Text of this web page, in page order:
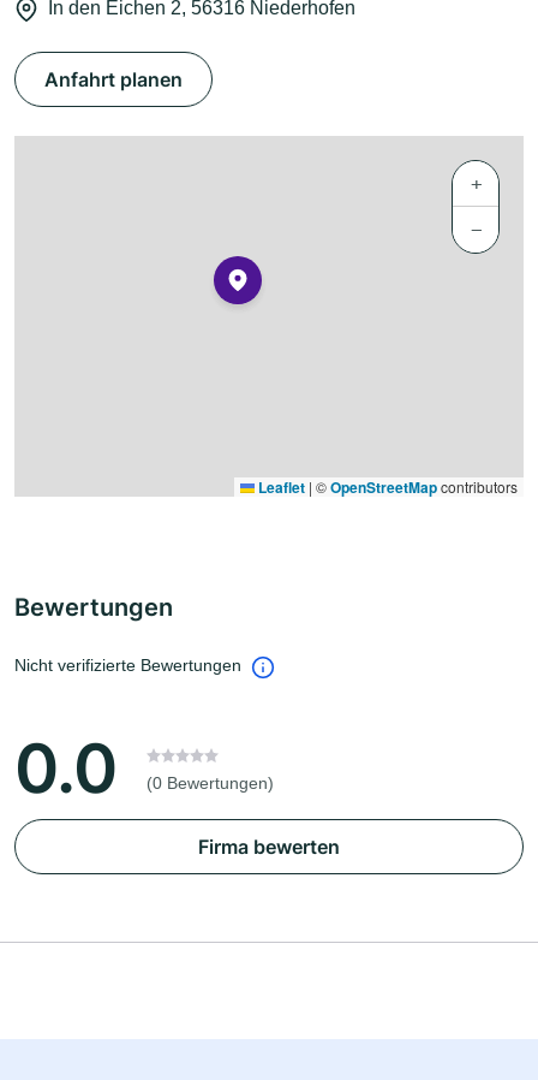
In den Eichen 2, 56316 Niederhofen
Anfahrt planen
+
−
Leaflet | ©OpenStreetMapcontributors
Bewertungen
Nicht verifizierte Bewertungen
0.0 (0 Bewertungen)
Firma bewerten